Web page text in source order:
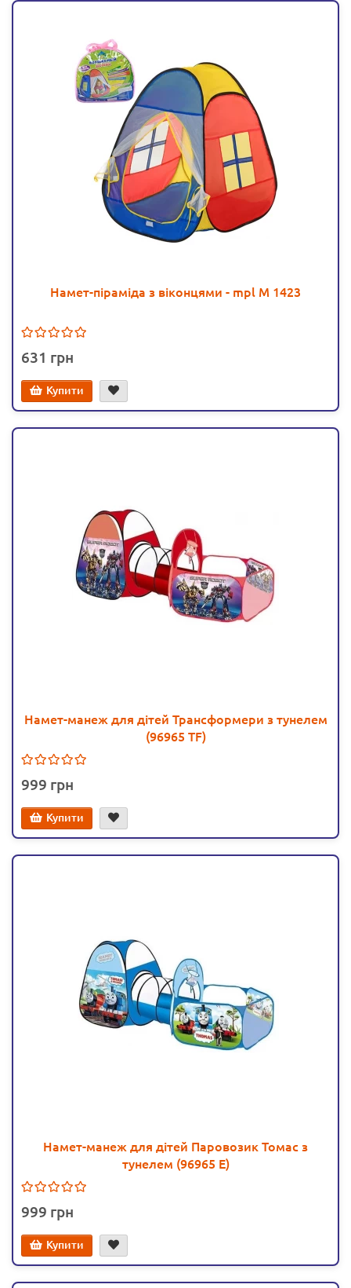
Намет-піраміда з віконцями - mpl M 1423
631
Купити
Намет-манеж для дітей Трансформери з тунелем
(96965 TF)
999
Купити
Намет-манеж для дітей Паровозик Томас з
тунелем (96965 E)
999
Купити